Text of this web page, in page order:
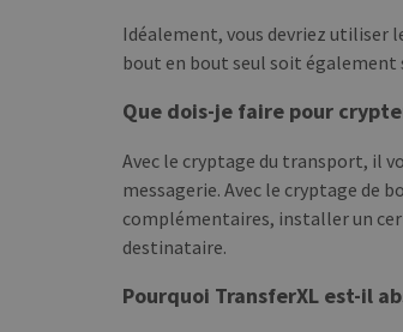
Idéalement, vous devriez utiliser
bout en bout seul soit également
Que dois-je faire pour
Avec le cryptage du transport, il
messagerie. Avec le cryptage de
complémentaires, installer un
destinataire.
Pourquoi TransferXL est-il